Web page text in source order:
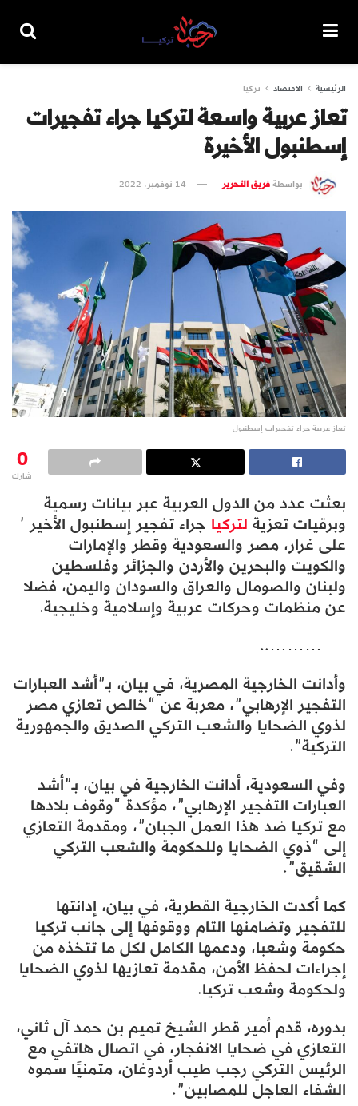
الرئيسية الاقتصاد تركيا
تعاز عربية واسعة لتركيا جراء تفجيرات
إسطنبول الأخيرة
بواسطةفريق التحرير 14 نوفمبر، 2022
تعاز عربية جراء تفجيرات إسطنبول
0
شارك
بعثت عدد من الدول العربية عبر بيانات رسمية
وبرقيات تعزيةلتركيا جراء تفجير إسطنبول الأخير ’
على غرار، مصر والسعودية وقطر والإمارات
والكويت والبحرين والأردن والجزائر وفلسطين
ولبنان والصومال والعراق والسودان واليمن، فضلا
عن منظمات وحركات عربية وإسلامية وخليجية.
………..
وأدانت الخارجية المصرية، في بيان، بـ”أشد العبارات
التفجير الإرهابي”، معربة عن “خالص تعازي مصر
لذوي الضحايا والشعب التركي الصديق والجمهورية
التركية”.
وفي السعودية، أدانت الخارجية في بيان، بـ”أشد
العبارات التفجير الإرهابي”، مؤكدة “وقوف بلادها
مع تركيا ضد هذا العمل الجبان”، ومقدمة التعازي
إلى “ذوي الضحايا وللحكومة والشعب التركي
الشقيق”.
كما أكدت الخارجية القطرية، في بيان، إدانتها
للتفجير وتضامنها التام ووقوفها إلى جانب تركيا
حكومة وشعبا، ودعمها الكامل لكل ما تتخذه من
إجراءات لحفظ الأمن، مقدمة تعازيها لذوي الضحايا
ولحكومة وشعب تركيا.
بدوره، قدم أمير قطر الشيخ تميم بن حمد آل ثاني،
التعازي في ضحايا الانفجار، في اتصال هاتفي مع
الرئيس التركي رجب طيب أردوغان، متمنيًا سموه
الشفاء العاجل للمصابين”.